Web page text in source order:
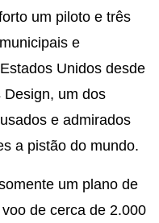
um piloto e três
e
Unidos desde
um dos
e admirados
a pistão do mundo.
um plano de
de cerca de 2.000